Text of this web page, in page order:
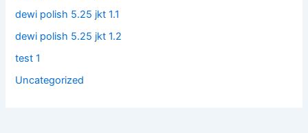
dewi polish 5.25 jkt 1.1
dewi polish 5.25 jkt 1.2
test 1
Uncategorized